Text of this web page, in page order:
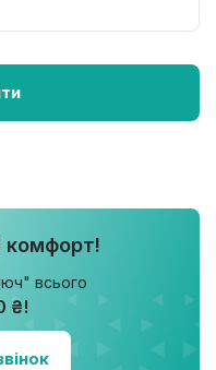
комфорт!
всього
₴!